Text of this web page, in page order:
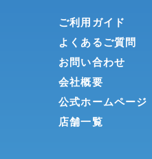
ご利用ガイド
よくあるご質問
お問い合わせ
会社概要
公式ホームページ
店舗一覧